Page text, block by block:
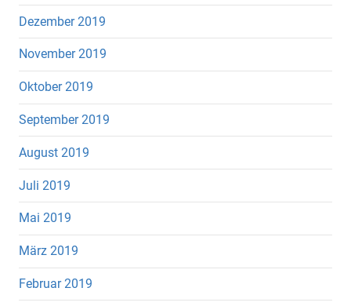
Dezember 2019
November 2019
Oktober 2019
September 2019
August 2019
Juli 2019
Mai 2019
März 2019
Februar 2019